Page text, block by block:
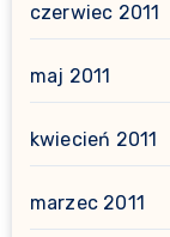
czerwiec 2011
maj 2011
kwiecień 2011
marzec 2011